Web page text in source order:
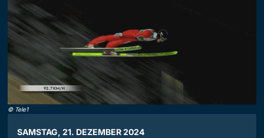
© Tele1
SAMSTAG, 21. DEZEMBER 2024